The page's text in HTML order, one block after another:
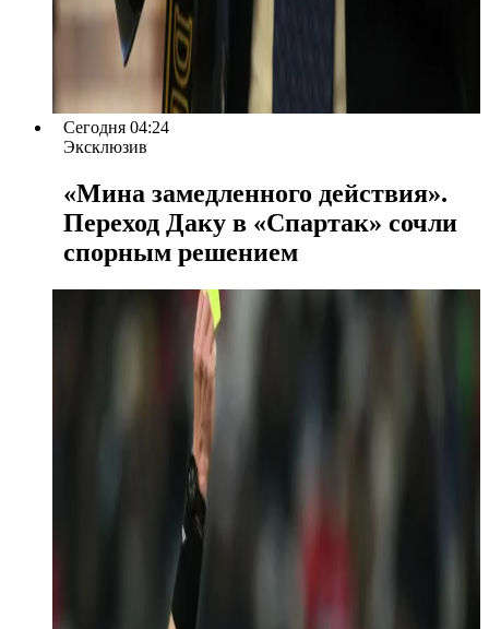
Сегодня 04:24
Эксклюзив
«Мина замедленного действия».
Переход Даку в «Спартак» сочли
спорным решением